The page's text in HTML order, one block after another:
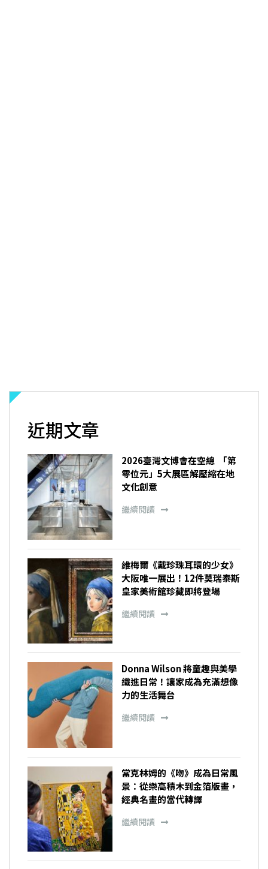
近期文章
2026臺灣文博會在空總 「第
零位元」5大展區解壓縮在地
文化創意
繼續閱讀
維梅爾《戴珍珠耳環的少女》
大阪唯一展出！12件莫瑞泰斯
皇家美術館珍藏即將登場
繼續閱讀
Donna Wilson 將童趣與美學
織進日常！讓家成為充滿想像
力的生活舞台
繼續閱讀
當克林姆的《吻》成為日常風
景：從樂高積木到金箔版畫，
經典名畫的當代轉譯
繼續閱讀